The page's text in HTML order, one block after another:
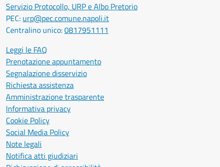
Servizio Protocollo, URP e Albo Pretorio
PEC: urp@pec.comune.napoli.it
Centralino unico:0817951111
Leggi le FAQ
Prenotazione appuntamento
Segnalazione disservizio
Richiesta assistenza
Amministrazione trasparente
Informativa privacy
Cookie Policy
Social Media Policy
Note legali
Notifica atti giudiziari